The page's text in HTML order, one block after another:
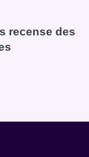
ouvre ses portes à
recense des
recense des